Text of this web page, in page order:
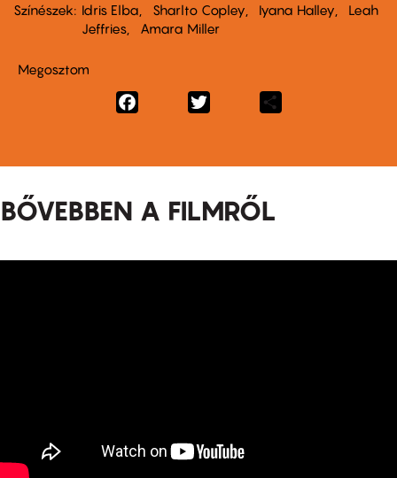
Színészek
Idris Elba Sharlto Copley Iyana Halley
Leah
Jeffries
Amara Miller
Megosztom
Facebook
BŐVEBBEN A FILMRŐL